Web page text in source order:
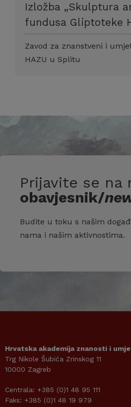
Izložba „Skulptura
fundusa Gliptoteke
Zavod za znanstveni i
HAZU u Splitu
Prijavite se na
obavjesnik/
Budite u toku s našim
nama i našim aktivnostima.
Hrvatska akademija znanosti i
Trg Nikole Šubića Zrinskog 11
10000 Zagreb
Centrala: +385 (0)1 48 95 111
Faks: +385 (0)1 48 19 979